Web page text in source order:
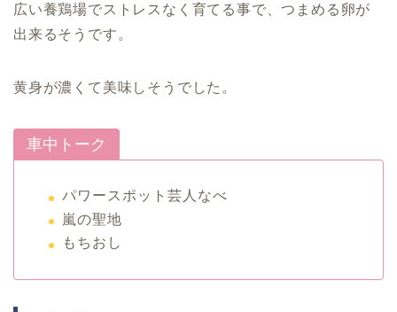
広い養鶏場でストレスなく育てる事で、つまめる卵が
出来るそうです。
黄身が濃くて美味しそうでした。
車中トーク
パワースポット芸人なべ
嵐の聖地
もちおし